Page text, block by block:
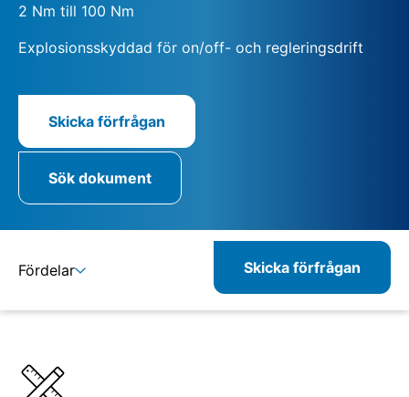
2 Nm till 100 Nm
Explosionsskyddad för on/off- och regleringsdrift
Skicka förfrågan
Sök dokument
Fördelar
Relaterade produkter
Skicka förfrågan